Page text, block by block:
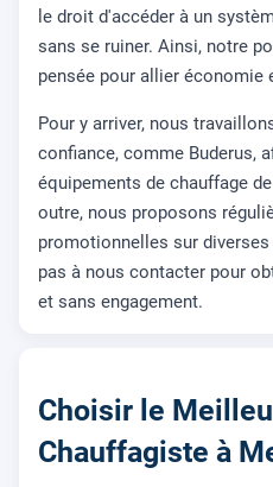
le droit d'accéder à un
sans se ruiner. Ainsi, notre
pensée pour allier économie
Pour y arriver, nous
confiance, comme Buderus,
équipements de chauffage
outre, nous proposons
promotionnelles sur
pas à nous contacter pour
et sans engagement.
Choisir le
Chauffagiste à